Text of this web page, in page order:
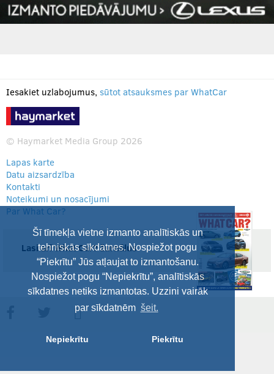
Šī tīmekļa vietne izmanto analītiskās un
tehniskās sīkdatnes. Nospiežot pogu
“Piekrītu” Jūs atļaujat to izmantošanu.
Nospiežot pogu “Nepiekrītu”, analītiskās
sīkdatnes netiks izmantotas. Uzzini vairāk
par sīkdatnēm šeit.
Nepiekrītu Piekrītu
Iesakiet uzlabojumus, sūtot atsauksmes par WhatCar
© Haymarket Media Group 2026
Lapas karte
Datu aizsardzība
Kontakti
Noteikumi un nosacījumi
Par What Car?
Lasi arī What Car? žurnālus